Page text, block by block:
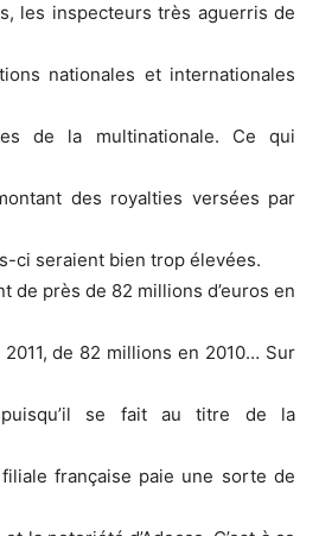
les inspecteurs très aguerris de
nationales et internationales
de la multinationale. Ce qui
des royalties versées par
ci seraient bien trop élevées.
de près de 82 millions d’euros en
de 82 millions en 2010… Sur
se fait au titre de la
française paie une sorte de